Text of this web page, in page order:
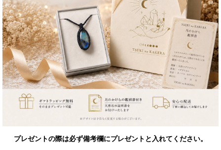
プレゼントの際は必ず備考欄にプレゼントと入れてください。